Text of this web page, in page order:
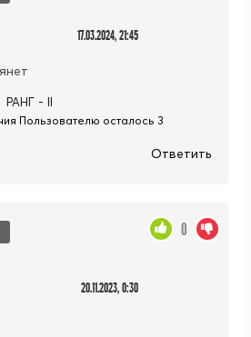
17.03.2024, 21:45
РАНГ - II
Пользователю осталось 3
Ответить
20.11.2023, 0:30
0